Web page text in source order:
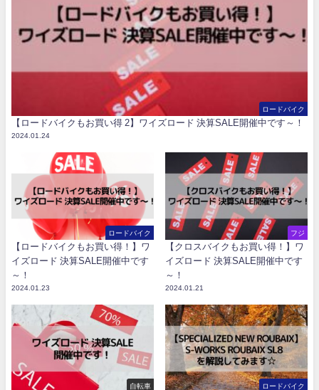
ロードバイク
【ロードバイクもお買い得 2】ワイズロード 決算SALE開催中です～！
2024.01.24
ロードバイク
【ロードバイクもお買い得！】ワ
イズロード 決算SALE開催中です
～！
2024.01.23
フジ
【クロスバイクもお買い得！】ワ
イズロード 決算SALE開催中です
～！
2024.01.21
自転車 ロードバイク